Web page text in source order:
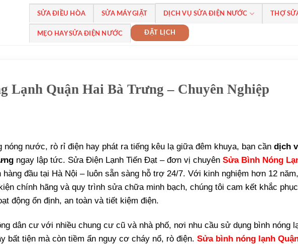
SỬA ĐIỀU HÒA SỬA MÁY GIẶT DỊCH VỤ SỬA ĐIỆN NƯỚC THỢ
MẸO HAY SỬA ĐIỆN NƯỚC ĐẶT LỊCH
Lạnh Quận Hai Bà Trưng – Chuyên Nghiệp
nóng nước, rò rỉ điện hay phát ra tiếng kêu lạ giữa đêm khuya, bạn cần dịch
ngay lập tức. Sửa Điện Lạnh Tiến Đạt – đơn vị chuyên Sửa Bình Nóng
đầu tại Hà Nội – luôn sẵn sàng hỗ trợ 24/7. Với kinh nghiệm hơn 12
chính hãng và quy trình sửa chữa minh bạch, chúng tôi cam kết khắc
động ổn định, an toàn và tiết kiệm điện.
dân cư với nhiều chung cư cũ và nhà phố, nơi nhu cầu sử dụng bình nóng
bất tiện mà còn tiềm ẩn nguy cơ cháy nổ, rò điện. Sửa bình nóng lạnh